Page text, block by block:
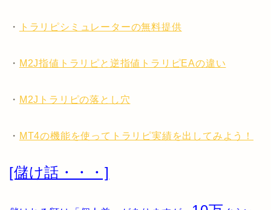
・ トラリピシミュレーターの無料提供
・ M2J指値トラリピと逆指値トラリピEAの違い
・ M2Jトラリピの落とし穴
・ MT4の機能を使ってトラリピ実績を出してみよう！
[儲け話・・・]